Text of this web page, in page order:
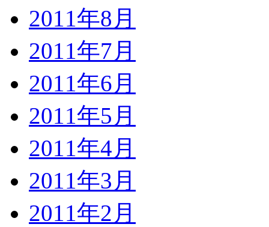
2011年8月
2011年7月
2011年6月
2011年5月
2011年4月
2011年3月
2011年2月